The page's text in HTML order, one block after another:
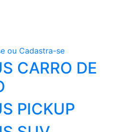
ou Cadastra-se
CARRO DE
PICKUP